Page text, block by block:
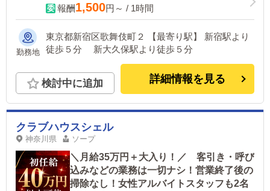
報酬1,500円～ / 1時間
勤務地
東京都新宿区歌舞伎町２ 【最寄り駅】 新宿駅より
徒歩５分 新大久保駅より徒歩５分
検討中に追加 詳細情報を見る
クラブハウスシェル
神奈川県 ソープ
＼月給35万円＋大入り！／ 客引き・呼び
込みなどの業務は一切ナシ！営業終了後の
掃除なし！女性アルバイトスタッフも2名